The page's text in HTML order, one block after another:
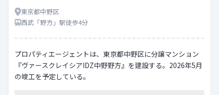
東京都中野区
西武「野方」駅徒歩4分
プロパティエージェントは、東京都中野区に分譲マンション
『ヴァースクレイシアIDZ中野野方』を建設する。2026年5月
の竣工を予定している。